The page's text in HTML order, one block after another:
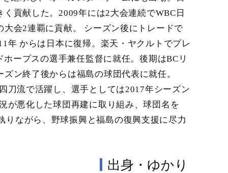
貢献した。2009年には2大会連続でWBC日
会2連覇に貢献。 シーズン後にトレードで
年 からは日本に復帰。楽天・ヤクルトでプレ
ープスの選手兼任監督に就任。後期はBCリ
ン終了後からは福島の球団代表に就任。
刀流で活躍し、選手としては2017年シーズン
が悪化した球団再建に取り組み、球団名を
りながら、野球振興と福島の復興支援に尽力
出身・ゆかり